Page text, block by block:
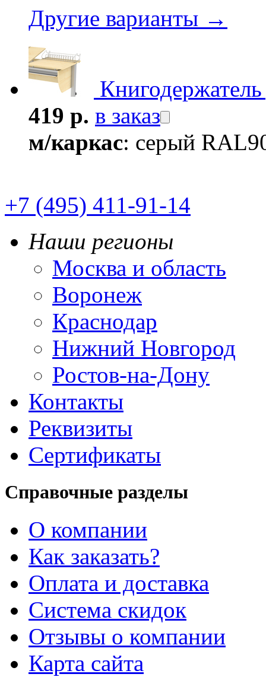
Другие варианты →
419 р. в заказ
м/каркас: серый
+7 (495) 411-91-14
Наши регионы
Москва и область
Воронеж
Краснодар
Нижний Новгород
Ростов-на-Дону
Контакты
Реквизиты
Сертификаты
Справочные разделы
О компании
Как заказать?
Оплата и доставка
Система скидок
Отзывы о компании
Карта сайта